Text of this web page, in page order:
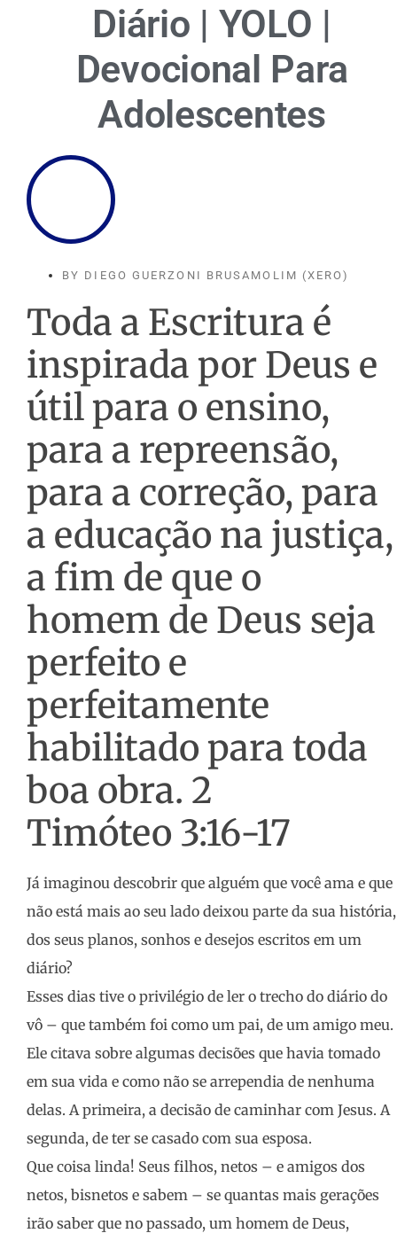
Diário | YOLO |
Devocional Para
Adolescentes
BY DIEGO GUERZONI BRUSAMOLIM (XERO)
Toda a Escritura é
inspirada por Deus e
útil para o ensino,
para a repreensão,
para a correção, para
a educação na justiça,
a fim de que o
homem de Deus seja
perfeito e
perfeitamente
habilitado para toda
boa obra. 2
Timóteo 3:16-17
Já imaginou descobrir que alguém que você ama e que
não está mais ao seu lado deixou parte da sua história,
dos seus planos, sonhos e desejos escritos em um
diário?
Esses dias tive o privilégio de ler o trecho do diário do
vô – que também foi como um pai, de um amigo meu.
Ele citava sobre algumas decisões que havia tomado
em sua vida e como não se arrependia de nenhuma
delas. A primeira, a decisão de caminhar com Jesus. A
segunda, de ter se casado com sua esposa.
Que coisa linda! Seus filhos, netos – e amigos dos
netos, bisnetos e sabem – se quantas mais gerações
irão saber que no passado, um homem de Deus,